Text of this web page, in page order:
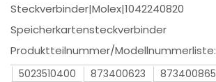
Steckverbinder|Molex|1042240820
Speicherkartensteckverbinder
Produktteilnummer/Modellnummerliste:
5023510400 873400623 873400865